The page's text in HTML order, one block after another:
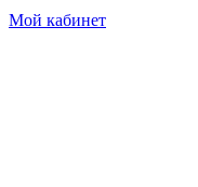
Мой кабинет